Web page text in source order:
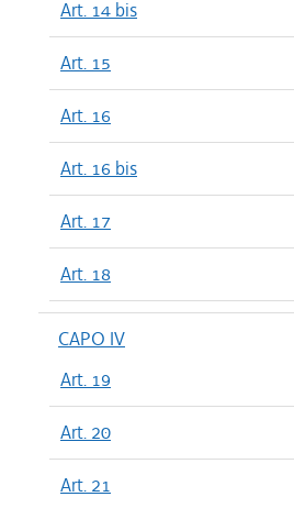
Art. 14 bis
Art. 15
Art. 16
Art. 16 bis
Art. 17
Art. 18
CAPO IV
Art. 19
Art. 20
Art. 21